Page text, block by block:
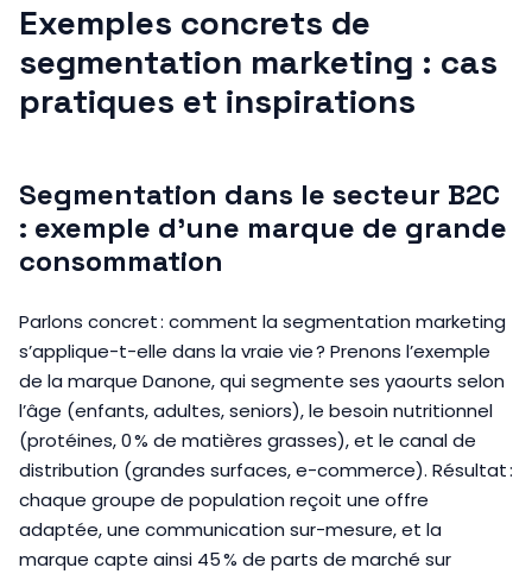
Exemples concrets de
segmentation marketing : cas
pratiques et inspirations
Segmentation dans le secteur B2C
: exemple d’une marque de grande
consommation
Parlons concret : comment la segmentation marketing
s’applique-t-elle dans la vraie vie ? Prenons l’exemple
de la marque Danone, qui segmente ses yaourts selon
l’âge (enfants, adultes, seniors), le besoin nutritionnel
(protéines, 0 % de matières grasses), et le canal de
distribution (grandes surfaces, e-commerce). Résultat :
chaque groupe de population reçoit une offre
adaptée, une communication sur-mesure, et la
marque capte ainsi 45 % de parts de marché sur